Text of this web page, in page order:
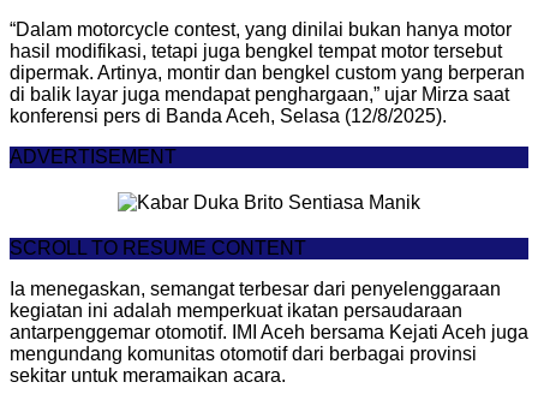
“Dalam motorcycle contest, yang dinilai bukan hanya motor
hasil modifikasi, tetapi juga bengkel tempat motor tersebut
dipermak. Artinya, montir dan bengkel custom yang berperan
di balik layar juga mendapat penghargaan,” ujar Mirza saat
konferensi pers di Banda Aceh, Selasa (12/8/2025).
ADVERTISEMENT
SCROLL TO RESUME CONTENT
Ia menegaskan, semangat terbesar dari penyelenggaraan
kegiatan ini adalah memperkuat ikatan persaudaraan
antarpenggemar otomotif. IMI Aceh bersama Kejati Aceh juga
mengundang komunitas otomotif dari berbagai provinsi
sekitar untuk meramaikan acara.